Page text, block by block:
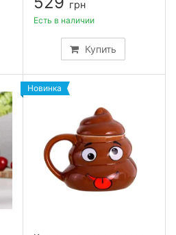
грн
Купить
Есть в наличии
Новинка